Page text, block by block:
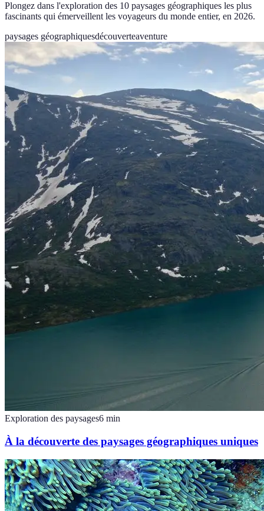
Plongez dans l'exploration des 10 paysages géographiques les plus
fascinants qui émerveillent les voyageurs du monde entier, en 2026.
paysages géographiquesdécouverteaventure
Exploration des paysages6 min
À la découverte des paysages géographiques uniques